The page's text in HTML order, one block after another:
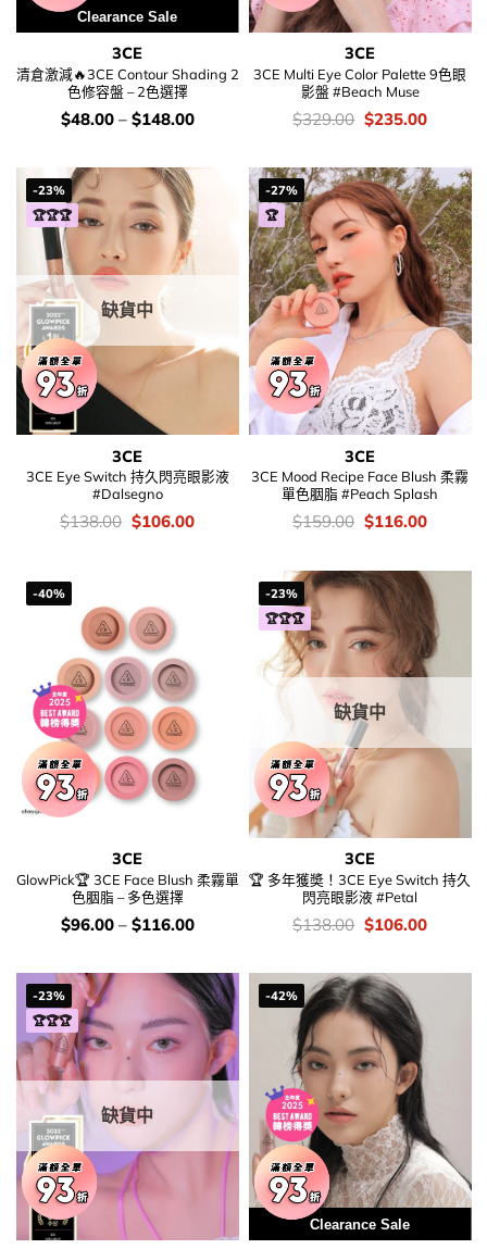
Clearance Sale
3CE
清倉激減🔥3CE Contour Shading 2
色修容盤 – 2色選擇
價
錢：
$48.00– $148.00
3CE
3CE Multi Eye Color Palette 9色眼
影盤 #Beach Muse
價
錢：
$329.00 Original
price
$329.00.
$235.00Current
-23%
🏆🏆🏆
缺貨中
3CE
3CE Eye Switch 持久閃亮眼影液
#Dalsegno
價
$138.00 Original
$106.00Current
-27%
🏆
3CE
3CE Mood Recipe Face Blush 柔霧
單色胭脂 #Peach Splash
價
$159.00 Original
$159.00.
$116.00Current
-40%
3CE
GlowPick🏆 3CE Face Blush 柔霧單
色胭脂 – 多色選擇
價
錢：
$96.00– $116.00
-23%
🏆🏆🏆
缺貨中
3CE
🏆 多年獲奬！3CE Eye Switch 持久
閃亮眼影液 #Petal
價
錢：
$138.00 Original
price
$138.00.
$106.00Current
-23%
🏆🏆🏆
缺貨中
-42%
Clearance Sale